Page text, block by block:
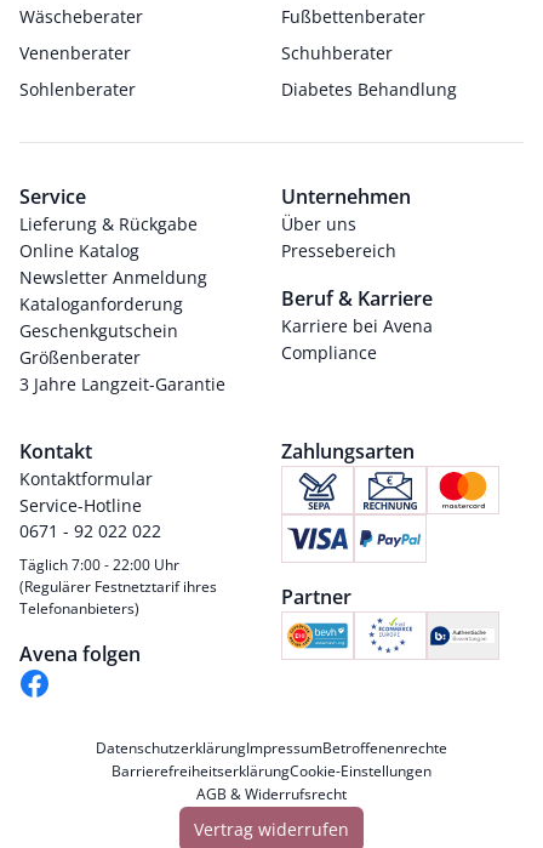
Wäscheberater
Fußbettenberater
Venenberater
Schuhberater
Sohlenberater
Diabetes Behandlung
Service
Lieferung & Rückgabe
Online Katalog
Newsletter Anmeldung
Kataloganforderung
Geschenkgutschein
Größenberater
3 Jahre Langzeit-Garantie
Unternehmen
Über uns
Pressebereich
Beruf & Karriere
Karriere bei Avena
Compliance
Kontakt
Kontaktformular
Service-Hotline
0671 - 92 022 022
Täglich 7:00 - 22:00 Uhr
(Regulärer Festnetztarif ihres
Telefonanbieters)
Avena folgen
Zahlungsarten
Partner
DatenschutzerklärungImpressumBetroffenenrechte
BarrierefreiheitserklärungCookie-Einstellungen
AGB & Widerrufsrecht
Vertrag widerrufen